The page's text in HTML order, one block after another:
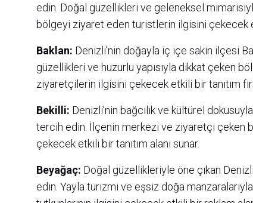
edin. Doğal güzellikleri ve geleneksel
bölgeyi ziyaret eden turistlerin ilgisini çekecek
Baklan: Denizli’nin doğayla iç içe sakin ilçesi
güzellikleri ve huzurlu yapısıyla dikkat çeken
ziyaretçilerin ilgisini çekecek etkili bir tanıtım
Bekilli: Denizli’nin bağcılık ve kültürel
tercih edin. İlçenin merkezi ve ziyaretçi çeken
çekecek etkili bir tanıtım alanı sunar.
Beyağaç: Doğal güzellikleriyle öne çıkan
edin. Yayla turizmi ve eşsiz doğa